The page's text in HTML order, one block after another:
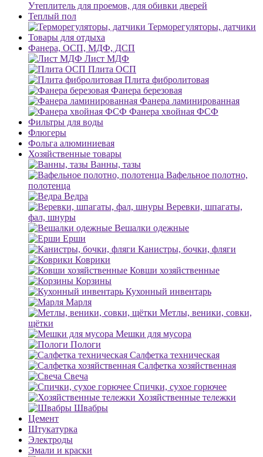
Утеплитель для проемов, для обивки дверей
Теплый пол
Терморегуляторы, датчики
Товары для отдыха
Фанера, ОСП, МДФ, ДСП
Лист МДФ
Плита ОСП
Плита фибролитовая
Фанера березовая
Фанера ламинированная
Фанера хвойная ФСФ
Фильтры для воды
Флюгеры
Фольга алюминиевая
Хозяйственные товары
Ванны, тазы
Вафельное полотно,
полотенца
Ведра
Веревки, шпагаты,
фал, шнуры
Вешалки одежные
Ерши
Канистры, бочки, фляги
Коврики
Ковши хозяйственные
Корзины
Кухонный инвентарь
Марля
Метлы, веники, совки,
щётки
Мешки для мусора
Пологи
Салфетка техническая
Салфетка хозяйственная
Свеча
Спички, сухое горючее
Хозяйственные тележки
Швабры
Цемент
Штукатурка
Электроды
Эмали и краски